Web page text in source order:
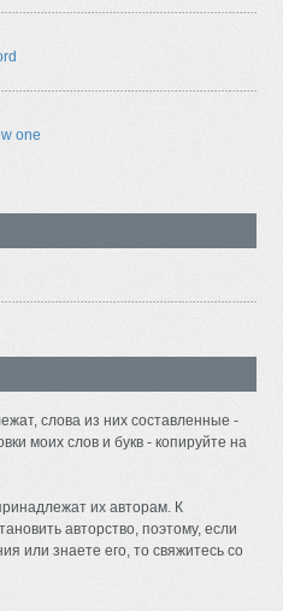
one
слова из них составленные -
моих слов и букв - копируйте на
их авторам. К
авторство, поэтому, если
или знаете его, то свяжитесь со